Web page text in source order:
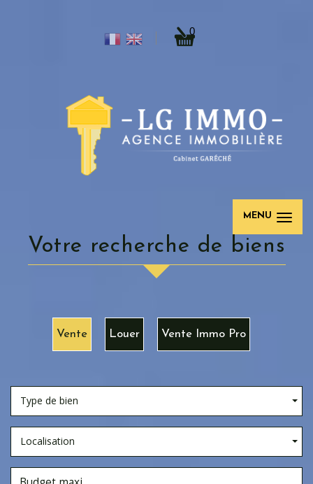
0
MENU
votre recherche de biens
Vente Louer Vente Immo Pro
Type de bien
Localisation